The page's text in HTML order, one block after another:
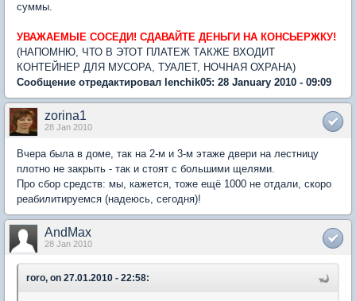
суммы.
УВАЖАЕМЫЕ СОСЕДИ! СДАВАЙТЕ ДЕНЬГИ НА КОНСЬЕРЖКУ!
(НАПОМНЮ, ЧТО В ЭТОТ ПЛАТЕЖ ТАКЖЕ ВХОДИТ
КОНТЕЙНЕР ДЛЯ МУСОРА, ТУАЛЕТ, НОЧНАЯ ОХРАНА)
Сообщение отредактировал lenchik05: 28 January 2010 - 09:09
zorina1
28 Jan 2010
Вчера была в доме, так на 2-м и 3-м этаже двери на лестницу
плотно не закрыть - так и стоят с большими щелями.
Про сбор средств: мы, кажется, тоже ещё 1000 не отдали, скоро
реабилитируемся (надеюсь, сегодня)!
AndMax
28 Jan 2010
roro, on 27.01.2010 - 22:58: